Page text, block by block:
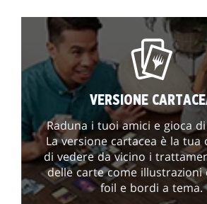
VERSIONE
Raduna i tuoi amici e gioca
La versione cartacea è la tua
di vedere da vicino i
delle carte come illustrazioni
foil e bordi a tema.